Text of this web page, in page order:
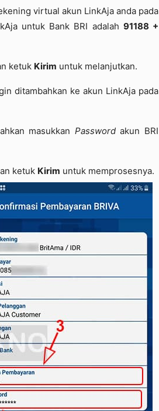
virtual akun LinkAja anda pada
untuk Bank BRI adalah 91188 +
ketuk Kirim untuk melanjutkan.
ditambahkan ke akun LinkAja pada
masukkan Passwordakun BRI
ketuk Kirim untuk memprosesnya.